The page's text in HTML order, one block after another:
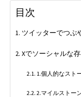
目次
ツイッターでつぶ
Xでソーシャルな
1.個人的なスト
2.マイルストー